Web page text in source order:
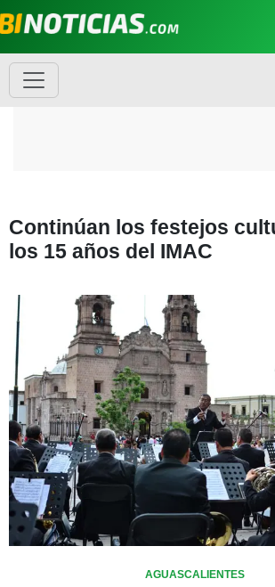
Continúan los festejos
los 15 años del IMAC
AGUASCALIENTES